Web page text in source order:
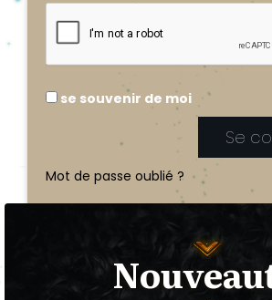
se souvenir de moi
Mot de passe oublié ?